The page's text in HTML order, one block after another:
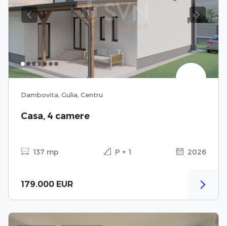
Previous Next
Dambovita, Gulia, Centru
Casa, 4 camere
137 mp P + 1 2026
179.000 EUR